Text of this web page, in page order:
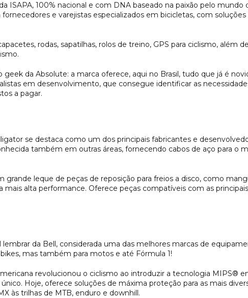
ISAPA, 100% nacional e com DNA baseado na paixão pelo mundo
e varejistas especializados em bicicletas, com
rodas, sapatilhas, rolos de treino, GPS para ciclismo, além
da Absolute: a marca oferece, aqui no Brasil, tudo que já é
em desenvolvimento, que consegue identificar as
a pagar.
se destaca como um dos principais fabricantes e
também em outras áreas, fornecendo cabos de aço para o
grande leque de peças de reposição para freios a disco, como
mais alta performance. Oferece peças compatíveis com as
da Bell, considerada uma das melhores marcas de
mas também para motos e até Fórmula 1!
revolucionou o ciclismo ao introduzir a tecnologia MIPS®
Hoje, oferece soluções de máxima proteção para as mais
às trilhas de MTB, enduro e downhill.